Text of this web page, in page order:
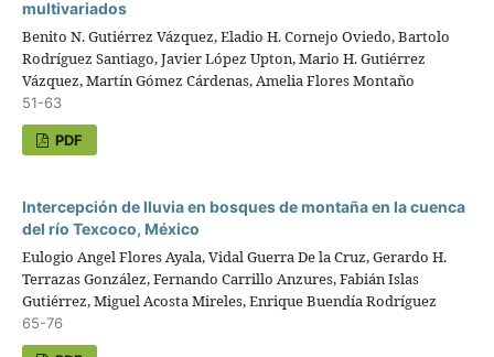
multivariados
Benito N. Gutiérrez Vázquez, Eladio H. Cornejo Oviedo, Bartolo
Rodríguez Santiago, Javier López Upton, Mario H. Gutiérrez
Vázquez, Martín Gómez Cárdenas, Amelia Flores Montaño
51-63
PDF
Intercepción de lluvia en bosques de montaña en la cuenca
del río Texcoco, México
Eulogio Angel Flores Ayala, Vidal Guerra De la Cruz, Gerardo H.
Terrazas González, Fernando Carrillo Anzures, Fabián Islas
Gutiérrez, Miguel Acosta Mireles, Enrique Buendía Rodríguez
65-76